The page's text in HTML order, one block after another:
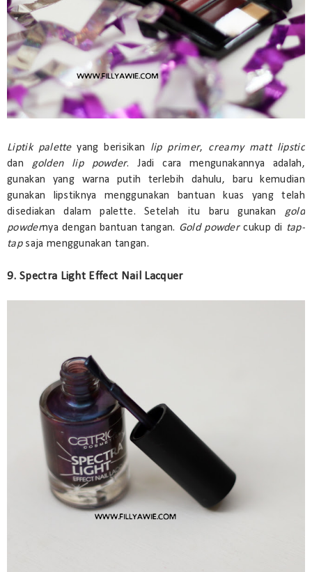
Liptik paletteyang berisikan lip primer, creamy matt lipstic
dan golden lip powder. Jadi cara mengunakannya adalah,
gunakan yang warna putih terlebih dahulu, baru kemudian
gunakan lipstiknya menggunakan bantuan kuas yang telah
disediakan dalam palette. Setelah itu baru gunakan gold
powdernya dengan bantuan tangan. Gold powdercukup di tap-
tapsaja menggunakan tangan.
9. Spectra Light Effect Nail Lacquer